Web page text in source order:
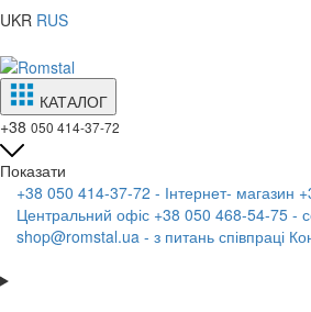
UKR RUS
КАТАЛОГ
+38 050 414-37-72
Показати
+38 050 414-37-72 - Інтернет- магазин
Центральний офіс +38 050 468-54-75 -
shop@romstal.ua - з питань співпраці